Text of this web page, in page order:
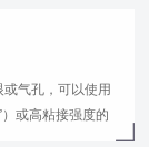
气孔，可以使用
或高粘接强度的